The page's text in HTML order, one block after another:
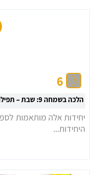
6
הלכה בשמחה 9: שבת – תפילות וסעודות שבת
יחידות אלה מותאמות
היחידות...